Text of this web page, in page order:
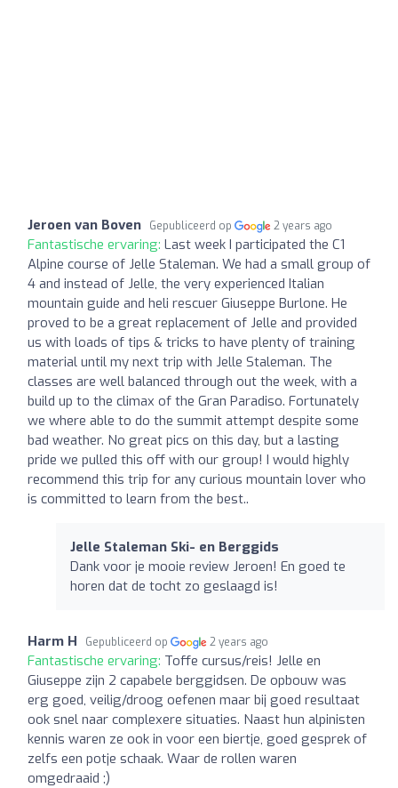
Jeroen van Boven Gepubliceerd op 2 years ago
Fantastische ervaring: Last week I participated the C1
Alpine course of Jelle Staleman. We had a small group of
4 and instead of Jelle, the very experienced Italian
mountain guide and heli rescuer Giuseppe Burlone. He
proved to be a great replacement of Jelle and provided
us with loads of tips & tricks to have plenty of training
material until my next trip with Jelle Staleman. The
classes are well balanced through out the week, with a
build up to the climax of the Gran Paradiso. Fortunately
we where able to do the summit attempt despite some
bad weather. No great pics on this day, but a lasting
pride we pulled this off with our group! I would highly
recommend this trip for any curious mountain lover who
is committed to learn from the best..
Jelle Staleman Ski- en Berggids
Dank voor je mooie review Jeroen! En goed te
horen dat de tocht zo geslaagd is!
Harm H Gepubliceerd op 2 years ago
Fantastische ervaring: Toffe cursus/reis! Jelle en
Giuseppe zijn 2 capabele berggidsen. De opbouw was
erg goed, veilig/droog oefenen maar bij goed resultaat
ook snel naar complexere situaties. Naast hun alpinisten
kennis waren ze ook in voor een biertje, goed gesprek of
zelfs een potje schaak. Waar de rollen waren
omgedraaid ;)